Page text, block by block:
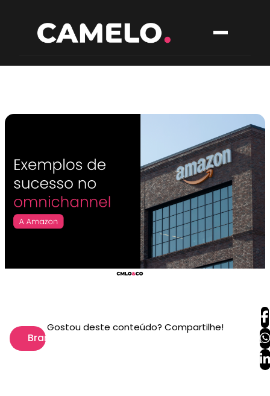
Branding
Gostou deste conteúdo? Compartilhe!